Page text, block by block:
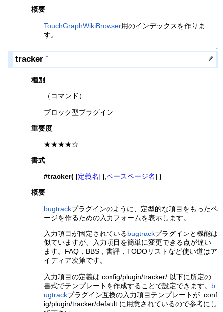
概要
TouchGraphWikiBrowser用のインデックスを作りま
す。
↑
tracker †
種別
（コマンド）
ブロック型プラグイン
重要度
★★★★☆
書式
#tracker( [定義名] [,ベースページ名])
概要
bugtrackプラグインのように、定型的な項目をもったペ
ージを作るための入力フォームを表示します。
入力項目が固定されているbugtrackプラグインと機能は
似ていますが、入力項目を簡単に変更できる点が違い
ます。FAQ，BBS，書評，TODOリストなど使い道はア
イディア次第です。
入力項目の定義は:config/plugin/tracker/ 以下に所定の
書式でテンプレートを作成することで設定できます。 b
ugtrackプラグイン互換の入力項目テンプレートが :conf
ig/plugin/tracker/default に用意されているので参考にし